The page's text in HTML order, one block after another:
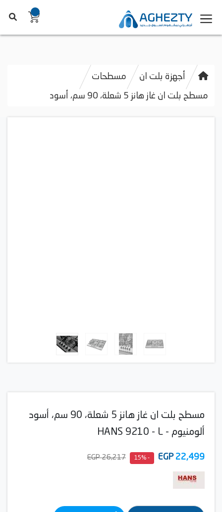
أجهزة بلت ان مسطحات
مسطح بلت ان غاز هانز 5 شعلة، 90 سم، أسود
مسطح بلت ان غاز هانز 5 شعلة، 90 سم، أسود
ألومنيوم - HANS 9210 - L
22,499
EGP
- 15%
26,217 EGP